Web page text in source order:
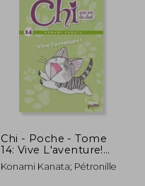
Chi - Poche - Tome
14: Vive L'aventure!
(en Francés)
Konami Kanata; Pétronille